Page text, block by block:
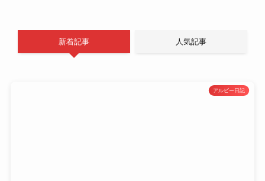
新着記事 人気記事
アルビー日記